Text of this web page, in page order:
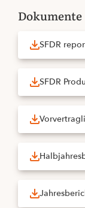
Dokumente
SFDR
SFDR